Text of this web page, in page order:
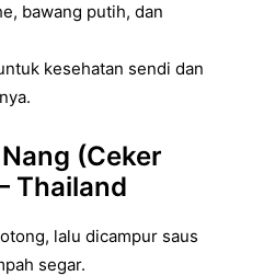
bawang putih, dan
kesehatan sendi dan
(Ceker
Thailand
lalu dicampur saus
segar.